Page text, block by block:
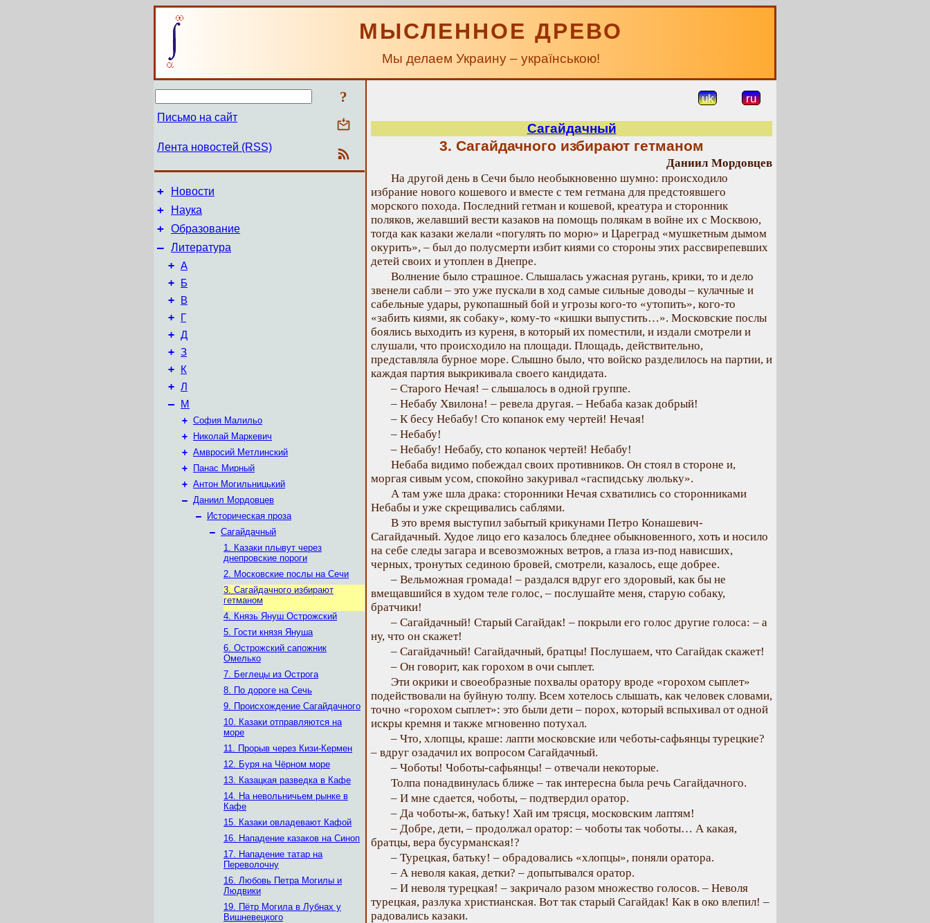
МЫСЛЕННОЕ ДРЕВО
Мы делаем Украину – українською!
?
Письмо на сайт
Лента новостей (RSS)
+ Новости
+ Наука
+ Образование
– Литература
+ А
+ Б
+ В
+ Г
+ Д
+ З
+ К
+ Л
– М
+ София Малильо
+
Николай Маркевич
+ Амвросий Метлинский
+
Панас Мирный
+ Антон Могильницький
– Даниил Мордовцев
–
Историческая проза
– Сагайдачный
1. Казаки плывут через
днепровские пороги
2. Московские послы на Сечи
3. Сагайдачного избирают
гетманом
4. Князь Януш Острожский
5. Гости князя Януша
6. Острожский сапожник
Омелько
7. Беглецы из Острога
8. По дороге на Сечь
9. Происхождение Сагайдачного
10. Казаки отправляются на
море
11. Прорыв через Кизи-Кермен
12. Буря на Чёрном море
13. Казацкая разведка в Кафе
14. На невольничьем рынке в
Кафе
15. Казаки овладевают Кафой
16. Нападение казаков на Синоп
17. Нападение татар на
Переволочну
16. Любовь Петра Могилы и
Людвики
19. Пётр Могила в Лубнах у
Вишневецкого
uk ru
Сагайдачный
3. Сагайдачного избирают гетманом
Даниил Мордовцев
На другой день в Сечи было необыкновенно шумно: происходило
избрание нового кошевого и вместе с тем гетмана для предстоявшего
морского похода. Последний гетман и кошевой, креатура и сторонник
поляков, желавший вести казаков на помощь полякам в войне их с Москвою,
тогда как казаки желали «погулять по морю» и Цареград «мушкетным дымом
окурить», – был до полусмерти избит киями со стороны этих рассвирепевших
детей своих и утоплен в Днепре.
Волнение было страшное. Слышалась ужасная ругань, крики, то и дело
звенели сабли – это уже пускали в ход самые сильные доводы – кулачные и
сабельные удары, рукопашный бой и угрозы кого-то «утопить», кого-то
«забить киями, як собаку», кому-то «кишки выпустить…». Московские послы
боялись выходить из куреня, в который их поместили, и издали смотрели и
слушали, что происходило на площади. Площадь, действительно,
представляла бурное море. Слышно было, что войско разделилось на партии, и
каждая партия выкрикивала своего кандидата.
– Старого Нечая! – слышалось в одной группе.
– Небабу Хвилона! – ревела другая. – Небаба казак добрый!
– К бесу Небабу! Сто копанок ему чертей! Нечая!
– Небабу!
– Небабу! Небабу, сто копанок чертей! Небабу!
Небаба видимо побеждал своих противников. Он стоял в стороне и,
моргая сивым усом, спокойно закуривал «гаспидську люльку».
А там уже шла драка: сторонники Нечая схватились со сторонниками
Небабы и уже скрещивались саблями.
В это время выступил забытый крикунами Петро Конашевич-
Сагайдачный. Худое лицо его казалось бледнее обыкновенного, хоть и носило
на себе следы загара и всевозможных ветров, а глаза из-под нависших,
черных, тронутых сединою бровей, смотрели, казалось, еще добрее.
– Вельможная громада! – раздался вдруг его здоровый, как бы не
вмещавшийся в худом теле голос, – послушайте меня, старую собаку,
братчики!
– Сагайдачный! Старый Сагайдак! – покрыли его голос другие голоса: – а
ну, что он скажет!
– Сагайдачный! Сагайдачный, братцы! Послушаем, что Сагайдак скажет!
– Он говорит, как горохом в очи сыплет.
Эти окрики и своеобразные похвалы оратору вроде «горохом сыплет»
подействовали на буйную толпу. Всем хотелось слышать, как человек словами,
точно «горохом сыплет»: это были дети – порох, который вспыхивал от одной
искры кремня и также мгновенно потухал.
– Что, хлопцы, краше: лапти московские или чеботы-сафьянцы турецкие?
– вдруг озадачил их вопросом Сагайдачный.
– Чоботы! Чоботы-сафьянцы! – отвечали некоторые.
Толпа понадвинулась ближе – так интересна была речь Сагайдачного.
– И мне сдается, чоботы, – подтвердил оратор.
– Да чоботы-ж, батьку! Хай им трясця, московским лаптям!
– Добре, дети, – продолжал оратор: – чоботы так чоботы… А какая,
братцы, вера бусурманская!?
– Турецкая, батьку! – обрадовались «хлопцы», поняли оратора.
– А неволя какая, детки? – допытывался оратор.
– И неволя турецкая! – закричало разом множество голосов. – Неволя
турецкая, разлука христианская. Вот так старый Сагайдак! Как в око влепил! –
радовались казаки.